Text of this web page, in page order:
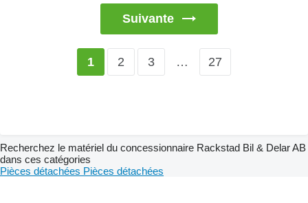
Suivante
1 2 3 … 27
Recherchez le matériel du concessionnaire Rackstad Bil & Delar AB
dans ces catégories
Pièces détachées Pièces détachées